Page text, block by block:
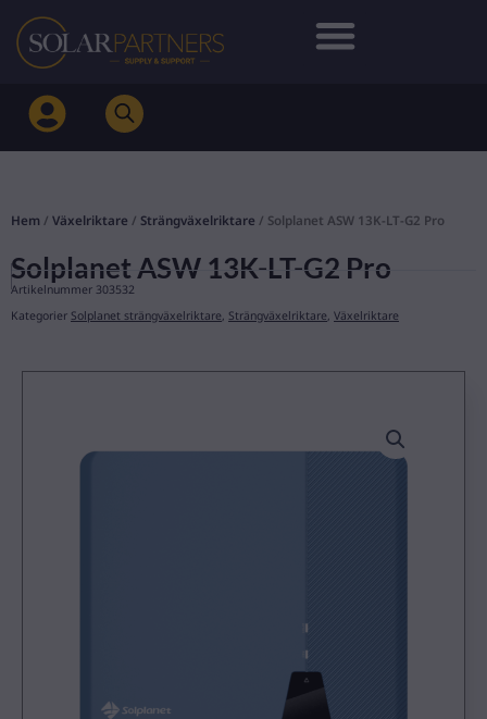
Hoppa
innehåll
Hem / Växelriktare / Strängväxelriktare / Solplanet ASW 13K-LT-G2 Pro
Solplanet ASW 13K-LT-G2 Pro
Artikelnummer 303532
Kategorier Solplanet strängväxelriktare, Strängväxelriktare, Växelriktare